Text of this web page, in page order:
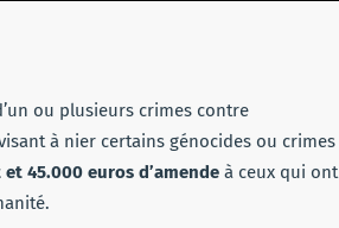
ou plusieurs crimes contre
à nier certains génocides ou crimes
45.000 euros d’amende à ceux qui ont